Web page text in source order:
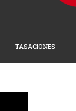
TASACIONES